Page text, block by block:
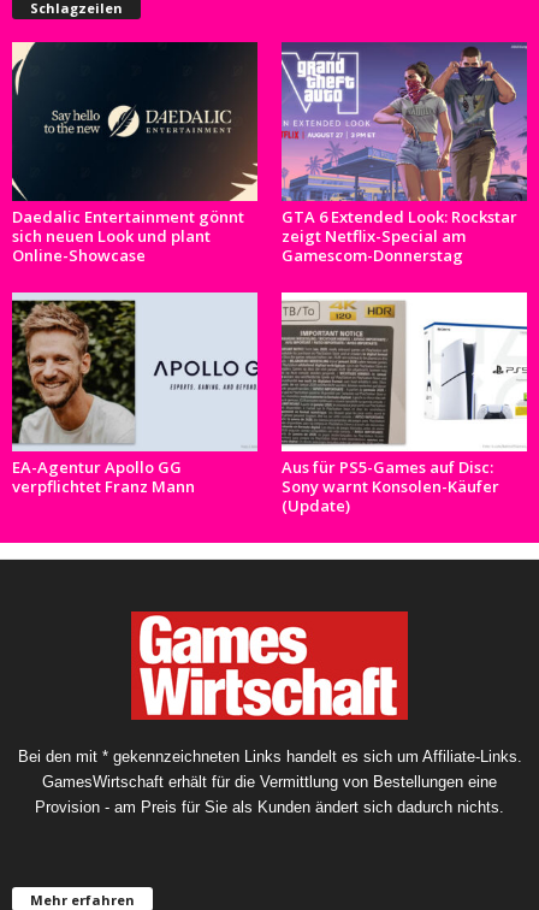
Schlagzeilen
Daedalic Entertainment gönnt
sich neuen Look und plant
Online-Showcase
GTA 6 Extended Look: Rockstar
zeigt Netflix-Special am
Gamescom-Donnerstag
EA-Agentur Apollo GG
verpflichtet Franz Mann
Aus für PS5-Games auf Disc:
Sony warnt Konsolen-Käufer
(Update)
Bei den mit * gekennzeichneten Links handelt es sich um Affiliate-Links.
GamesWirtschaft erhält für die Vermittlung von Bestellungen eine
Provision - am Preis für Sie als Kunden ändert sich dadurch nichts.
Mehr erfahren